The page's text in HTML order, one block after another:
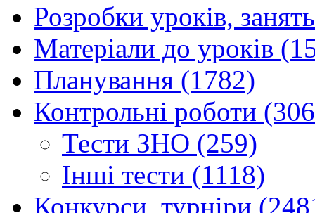
Розробки уроків,
Матеріали до уроків
Планування (1782)
Контрольні роботи
Тести ЗНО (259)
Інші тести (1118)
Конкурси, турніри